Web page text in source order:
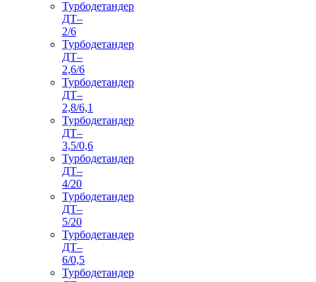
Турбодетандер
ДТ–
2/6
Турбодетандер
ДТ–
2,6/6
Турбодетандер
ДТ–
2,8/6,1
Турбодетандер
ДТ–
3,5/0,6
Турбодетандер
ДТ–
4/20
Турбодетандер
ДТ–
5/20
Турбодетандер
ДТ–
6/0,5
Турбодетандер